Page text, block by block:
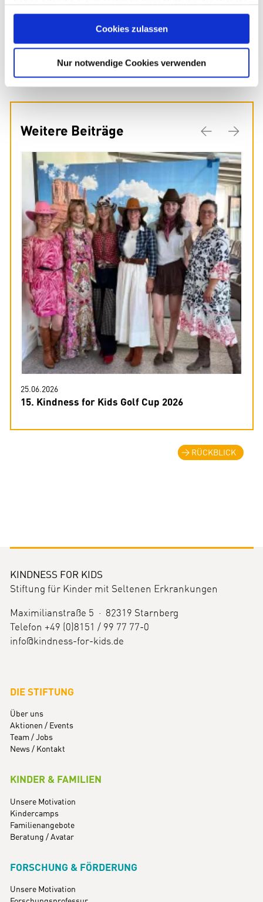
gesammelt haben. Sie geben Einwilligung zu unseren
Cookies, wenn Sie unsere Webseite weiterhin nutzen.
Cookies zulassen
Nur notwendige Cookies verwenden
Weitere Beiträge Previous
Next
25.06.2026
15. Kindness for Kids Golf Cup 2026
RÜCKBLICK
KINDNESS FOR KIDS
Stiftung für Kinder mit Seltenen Erkrankungen
Maximilianstraße 5 · 82319 Starnberg
Telefon +49 (0)8151 / 99 77 77-0
info@kindness-for-kids.de
DIE STIFTUNG
Über uns
Aktionen / Events
Team / Jobs
News / Kontakt
KINDER & FAMILIEN
Unsere Motivation
Kindercamps
Familienangebote
Beratung / Avatar
FORSCHUNG & FÖRDERUNG
Unsere Motivation